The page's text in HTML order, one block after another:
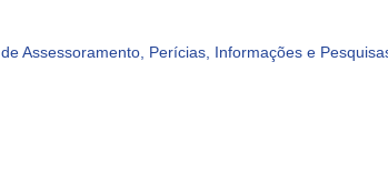
Assessoramento, Perícias, Informações e